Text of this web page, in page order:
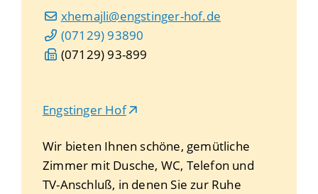
xhemajli@engstinger-hof.de
(071 29) 93890
(071 29) 93-899
Engstinger Hof
Wir bieten Ihnen schöne, gemütliche
Zimmer mit Dusche, WC, Telefon und
TV-Anschluß, in denen Sie zur Ruhe